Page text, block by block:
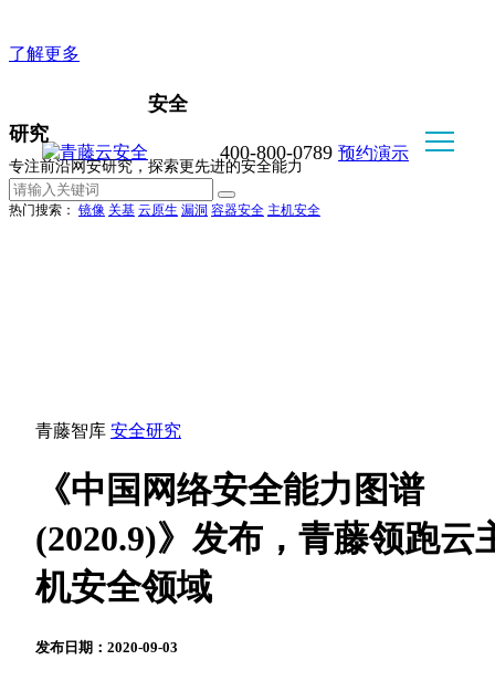
了解更多
400-800-0789 预约演示
安全
研究
专注前沿网安研究，探索更先进的安全能力
热门搜索： 镜像 关基 云原生 漏洞 容器安全 主机安全
青藤智库 安全研究
《中国网络安全能力图谱
(2020.9)》发布，青藤领跑云
机安全领域
发布日期：2020-09-03